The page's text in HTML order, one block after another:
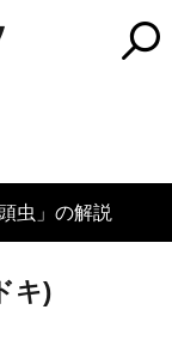
虫」の解説
キ)